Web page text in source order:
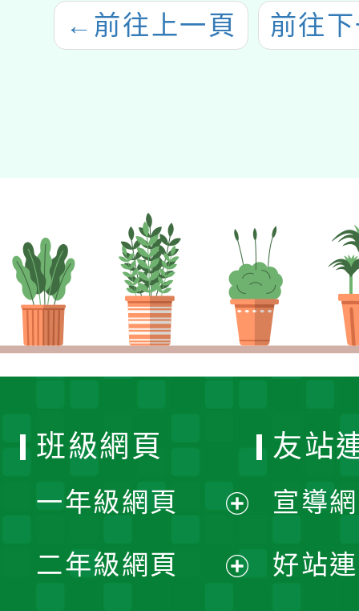
← 前往上一頁 前往
班級網頁
一年級網頁
開
二年級網頁
友站
宣導
好站